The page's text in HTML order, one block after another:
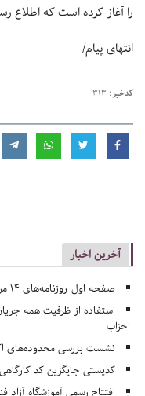
را آغاز کرده است که اطلاع
انتهای پیام/
کدخبر: 313
آخرین اخبار
صفحه اول روزنامه‌های 14 مرداد 1405
استفاده از ظرفیت همه
احزاب
نشست بررسی محدوده‌های
کدپستی جایگزین کد